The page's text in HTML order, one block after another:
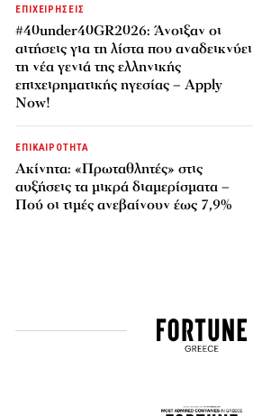
ΕΠΙΧΕΙΡΗΣΕΙΣ
#40under40GR2026: Άνοιξαν οι
αιτήσεις για τη λίστα που αναδεικνύει
τη νέα γενιά της ελληνικής
επιχειρηματικής ηγεσίας – Apply
Now!
ΕΠΙΚΑΙΡΟΤΗΤΑ
Ακίνητα: «Πρωταθλητές» στις
αυξήσεις τα μικρά διαμερίσματα –
Πού οι τιμές ανεβαίνουν έως 7,9%